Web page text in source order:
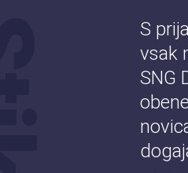
S
vsak
SNG